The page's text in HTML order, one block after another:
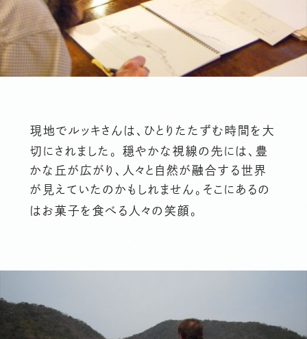
現地でルッキさんは、ひとりたたずむ時間を大
切にされました。 穏やかな視線の先には、豊
かな丘が広がり、人々と自然が融合する世界
が見えていたのかもしれません。そこにあるの
はお菓子を食べる人々の笑顔。